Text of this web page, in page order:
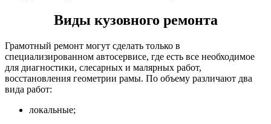
Виды кузовного ремонта
Грамотный ремонт могут сделать только в
специализированном автосервисе, где есть все необходимое
для диагностики, слесарных и малярных работ,
восстановления геометрии рамы. По объему различают два
вида работ:
локальные;